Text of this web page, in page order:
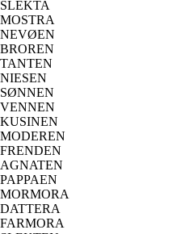
SLEKTA
MOSTRA
NEVØEN
BROREN
TANTEN
NIESEN
SØNNEN
VENNEN
KUSINEN
MODEREN
FRENDEN
AGNATEN
PAPPAEN
MORMORA
DATTERA
FARMORA